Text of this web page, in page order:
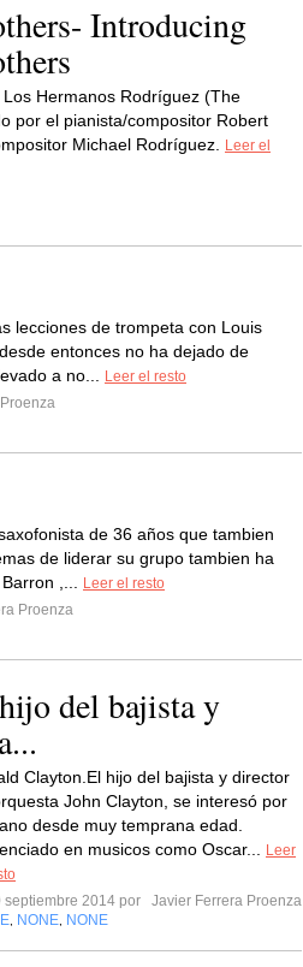
Introducing
Los Hermanos Rodríguez (The
por el pianista/compositor Robert
Michael Rodríguez.
Leer el
lecciones de trompeta con Louis
entonces no ha dejado de
a no...
Leer el resto
de 36 años que tambien
de liderar su grupo tambien ha
,...
Leer el resto
Proenza
del bajista y
Clayton.El hijo del bajista y director
John Clayton, se interesó por
desde muy temprana edad.
en musicos como Oscar...
Leer
septiembre 2014 por
Javier Ferrera Proenza
NONE NONE